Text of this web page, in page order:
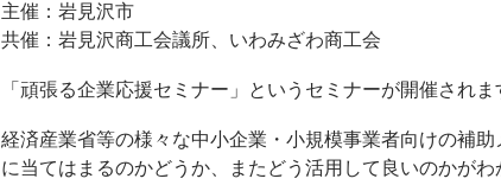
主催：岩見沢市
共催：岩見沢商工会議所、いわみざわ商工会
「頑張る企業応援セミナー」というセミナーが開催されま
経済産業省等の様々な中小企業・小規模事業者向けの補
に当てはまるのかどうか、またどう活用して良いのかが